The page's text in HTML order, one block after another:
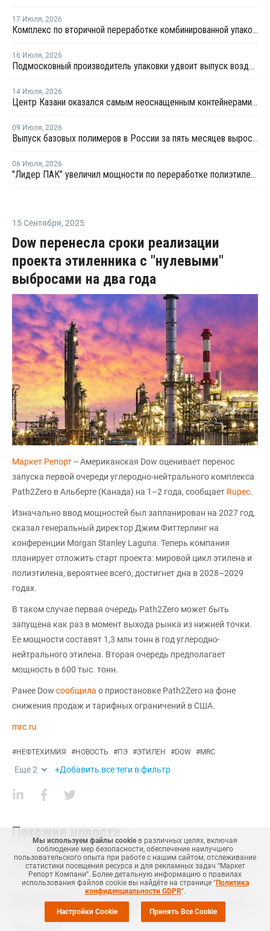
17 Июля, 2026
Комплекс по вторичной переработке комбинированной упаковки запущен в Челябинске
16 Июля, 2026
Подмосковный производитель упаковки удвоит выпуск воздушно-пузырчатой пленки до 30 млн кв. метров в год
14 Июля, 2026
Центр Казани оказался самым неоснащенным контейнерами раздельного сбора отходов
09 Июля, 2026
Выпуск базовых полимеров в России за пять месяцев вырос на 3,8%
06 Июля, 2026
"Лидер ПАК" увеличил мощности по переработке полиэтилена
15 Сентября, 2025
Dow перенесла сроки реализации
проекта этиленника с "нулевыми"
выбросами на два года
Маркет Репорт-- Американская Dow оценивает перенос
запуска первой очереди углеродно-нейтрального комплекса
Path2Zero в Альберте (Канада) на 1–2 года, сообщает Rupec.
Изначально ввод мощностей был запланирован на 2027 год,
сказал генеральный директор Джим Фиттерлинг на
конференции Morgan Stanley Laguna. Теперь компания
планирует отложить старт проекта: мировой цикл этилена и
полиэтилена, вероятнее всего, достигнет дна в 2028–2029
годах.
В таком случае первая очередь Path2Zero может быть
запущена как раз в момент выхода рынка из нижней точки.
Ее мощности составят 1,3 млн тонн в год углеродно-
нейтрального этилена. Вторая очередь предполагает
мощность в 600 тыс. тонн.
Ранее Dow сообщила о приостановке Path2Zero на фоне
снижения продаж и тарифных ограничений в США.
mrc.ru
#НЕФТЕХИМИЯ #НОВОСТЬ #ПЭ #ЭТИЛЕН #DOW #MRC
Еще2 +Добавить все теги в фильтр
Похожие новости
05 Августа,2026
Мы используем файлы cookieв различных целях, включая
соблюдение мер безопасности, обеспечение наилучшего
пользовательского опыта при работе с нашим сайтом, отслеживание
статистики посещения ресурса и для рекламных задач “Маркет
Репорт Компани”. Более детальную информацию о правилах
использования файлов cookie вы найдёте на странице "Политика
конфиденциальности GDPR".
Настройки Cookie Принять Все Cookie